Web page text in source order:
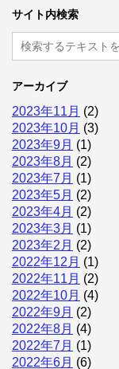
サイト内検索
アーカイブ
2023年11月 (2)
2023年10月 (3)
2023年9月 (1)
2023年8月 (2)
2023年7月 (1)
2023年5月 (2)
2023年4月 (2)
2023年3月 (1)
2023年2月 (2)
2022年12月 (1)
2022年11月 (2)
2022年10月 (4)
2022年9月 (2)
2022年8月 (4)
2022年7月 (1)
2022年6月 (6)